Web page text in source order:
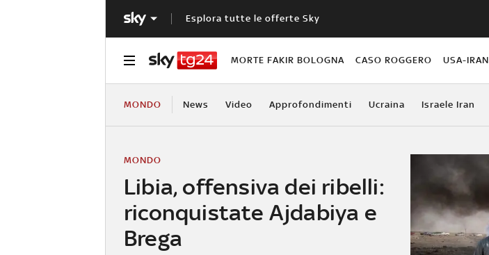
Esplora tutte le offerte Sky
MORTE FAKIR BOLOGNA CASO ROGGERO USA-IRAN
MONDO News Video Approfondimenti Ucraina Israele Iran
Libia, offensiva dei ribelli:
riconquistate Ajdabiya e
Brega
MONDO